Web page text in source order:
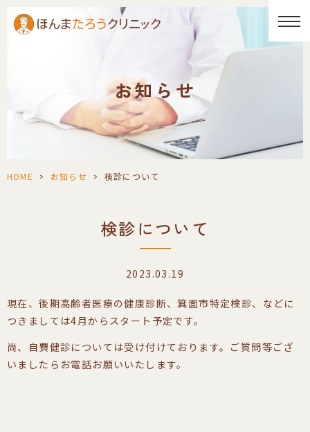
お知らせ
HOME > お知らせ > 検診について
検診について
2023.03.19
現在、後期高齢者医療の健康診断、箕面市特定検診、などに
つきましては4月からスタート予定です。
尚、自費健診については受け付けております。ご質問等ござ
いましたらお電話お願いいたします。